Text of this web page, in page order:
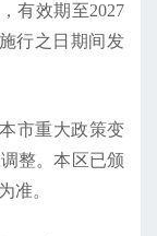
有效期至2027
行之日期间发
市重大政策变
整。本区已颁
准。